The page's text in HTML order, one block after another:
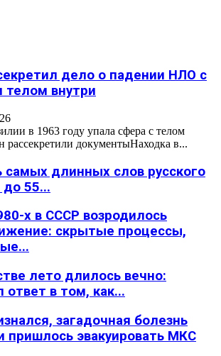
дело о падении НЛО с
телом внутри
в 1963 году упала сфера с телом
документыНаходка в...
длинных слов русского
55...
х в СССР возродилось
скрытые процессы,
лето длилось вечно:
в том, как...
загадочная болезнь
пришлось эвакуировать МКС